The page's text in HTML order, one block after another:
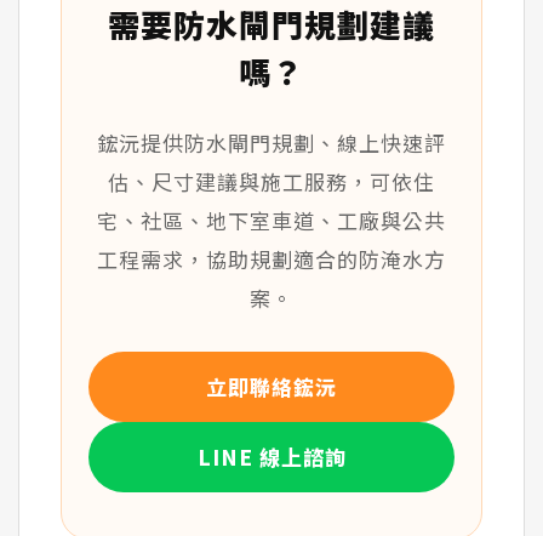
需要防水閘門規劃建議
嗎？
鋐沅提供防水閘門規劃、線上快速評
估、尺寸建議與施工服務，可依住
宅、社區、地下室車道、工廠與公共
工程需求，協助規劃適合的防淹水方
案。
立即聯絡鋐沅
LINE 線上諮詢